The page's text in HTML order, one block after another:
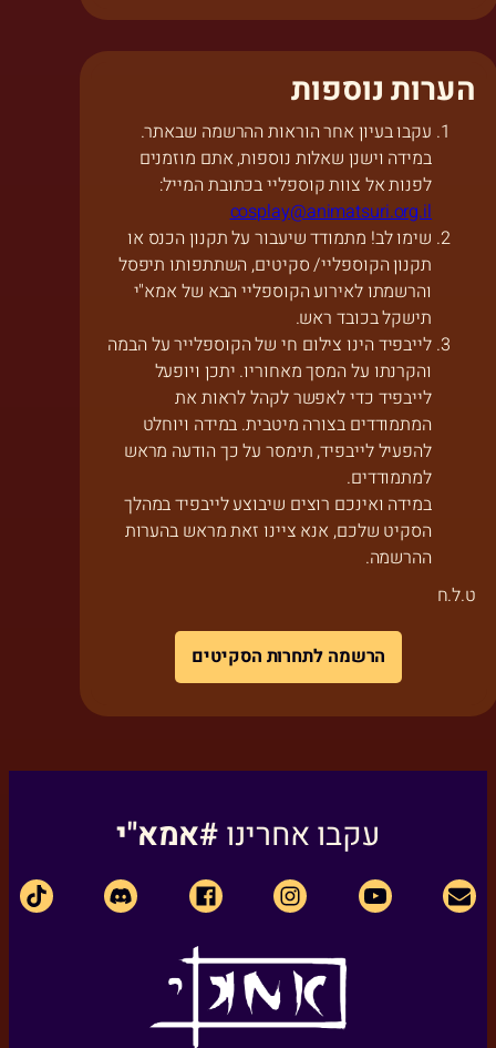
הערות נוספות
עקבו בעיון אחר הוראות ההרשמה שבאתר.
במידה וישנן שאלות נוספות, אתם מוזמנים
לפנות אל צוות קוספליי בכתובת המייל:
cosplay@animatsuri.org.il
שימו לב! מתמודד שיעבור על תקנון הכנס או
תקנון הקוספליי/ סקיטים, השתתפותו תיפסל
והרשמתו לאירוע הקוספליי הבא של אמא"י
תישקל בכובד ראש.
לייבפיד הינו צילום חי של הקוספלייר על הבמה
והקרנתו על המסך מאחוריו. יתכן ויופעל
לייבפיד כדי לאפשר לקהל לראות את
המתמודדים בצורה מיטבית. במידה ויוחלט
להפעיל לייבפיד, תימסר על כך הודעה מראש
למתמודדים.
במידה ואינכם רוצים שיבוצע לייבפיד במהלך
הסקיט שלכם, אנא ציינו זאת מראש בהערות
ההרשמה.
ט.ל.ח
הרשמה לתחרות הסקיטים
עקבו אחרינו#אמא"י